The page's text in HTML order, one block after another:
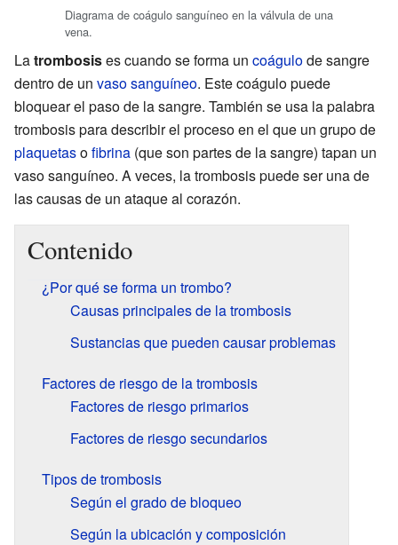
Diagrama de coágulo sanguíneo en la válvula de una
vena.
Latrombosises cuando se forma un coágulode sangre
dentro de un vaso sanguíneo. Este coágulo puede
bloquear el paso de la sangre. También se usa la palabra
trombosis para describir el proceso en el que un grupo de
plaquetasofibrina (que son partes de la sangre) tapan un
vaso sanguíneo. A veces, la trombosis puede ser una de
las causas de un ataque al corazón.
Contenido
¿Por qué se forma un trombo?
Causas principales de la trombosis
Sustancias que pueden causar problemas
Factores de riesgo de la trombosis
Factores de riesgo primarios
Factores de riesgo secundarios
Tipos de trombosis
Según el grado de bloqueo
Según la ubicación y composición